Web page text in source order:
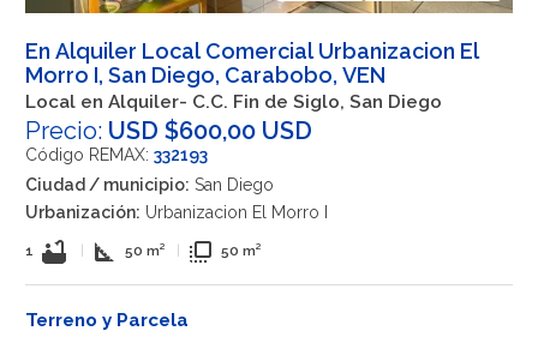
En Alquiler Local Comercial Urbanizacion El
Morro I, San Diego, Carabobo, VEN
Local en Alquiler- C.C. Fin de Siglo, San Diego
Precio: USD $600,00 USD
Código REMAX: 332193
Ciudad / municipio: San Diego
Urbanización: Urbanizacion El Morro I
1 bathtub square_foot 50 m² flip_to_front 50 m²
Terreno y Parcela